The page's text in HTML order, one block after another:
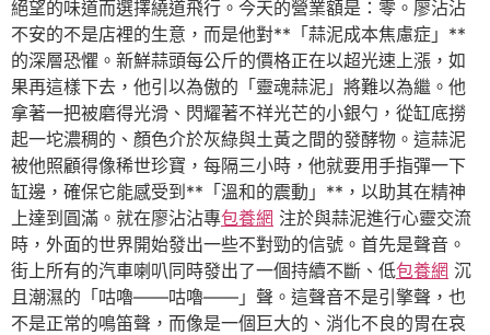
絕望的味道而選擇繞道飛行。今天的營業額是：零。廖沾沾
不安的不是店裡的生意，而是他對**「蒜泥成本焦慮症」**
的深層恐懼。新鮮蒜頭每公斤的價格正在以超光速上漲，如
果再這樣下去，他引以為傲的「靈魂蒜泥」將難以為繼。他
拿著一把被磨得光滑、閃耀著不祥光芒的小銀勺，從缸底撈
起一坨濃稠的、顏色介於灰綠與土黃之間的發酵物。這蒜泥
被他照顧得像稀世珍寶，每隔三小時，他就要用手指彈一下
缸邊，確保它能感受到**「溫和的震動」**，以助其在精神
上達到圓滿。就在廖沾沾專包養網 注於與蒜泥進行心靈交流
時，外面的世界開始發出一些不對勁的信號。首先是聲音。
街上所有的汽車喇叭同時發出了一個持續不斷、低包養網 沉
且潮濕的「咕嚕——咕嚕——」聲。這聲音不是引擎聲，也
不是正常的鳴笛聲，而像是一個巨大的、消化不良的胃在哀